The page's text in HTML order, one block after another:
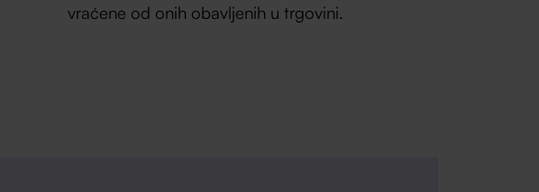
vraćene od onih obavljenih u trgovini.